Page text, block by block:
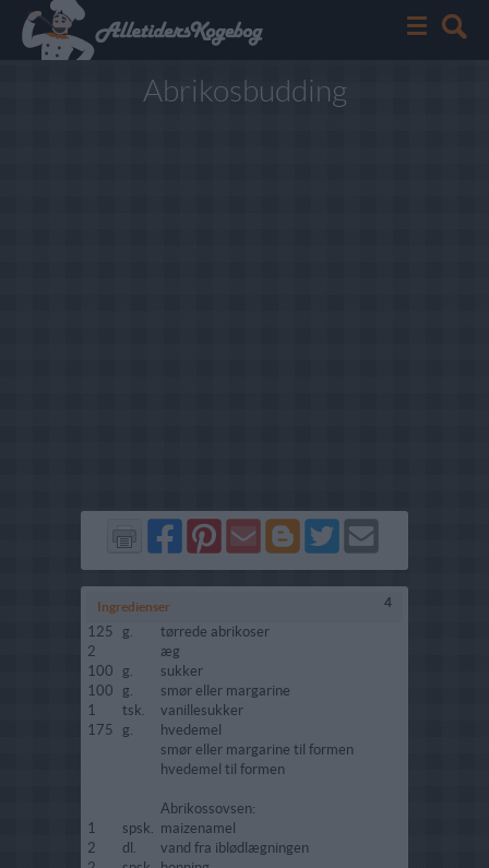
Abrikosbudding
Del
på
Facebook
Del
på
Pinterest
Send
via
GMail
Del
på
Blogger
Del
på
Twitter
Send
Ingredienser 4
125 g.
tørrede abrikoser
2
æg
100
g.
sukker
100
g.
smør eller margarine
1
tsk.
vanillesukker
175
g.
hvedemel
smør eller margarine til formen
hvedemel til formen
Abrikossovsen:
1
spsk. maizenamel
2
dl.
vand fra iblødlægningen